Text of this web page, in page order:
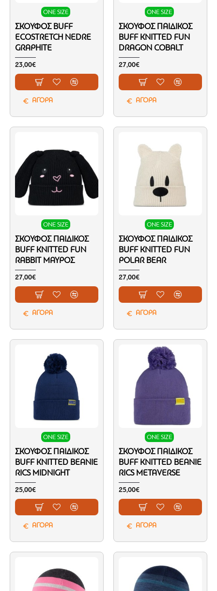
ONE SIZE
ΣΚΟΎΦΟΣ BUFF
ECOSTRETCH NEDRE
GRAPHITE
23,00€
ΑΓΟΡΑ
ONE SIZE
ΣΚΟΎΦΟΣ ΠΑΙΔΙΚΌΣ
BUFF KNITTED FUN
DRAGON COBALT
27,00€
ΑΓΟΡΑ
ONE SIZE
ΣΚΟΎΦΟΣ ΠΑΙΔΙΚΌΣ
BUFF KNITTED FUN
RABBIT ΜΑΎΡΟΣ
27,00€
ΑΓΟΡΑ
ONE SIZE
ΣΚΟΎΦΟΣ ΠΑΙΔΙΚΌΣ
BUFF KNITTED FUN
POLAR BEAR
27,00€
ΑΓΟΡΑ
ONE SIZE
ΣΚΟΎΦΟΣ ΠΑΙΔΙΚΌΣ
BUFF KNITTED BEANIE
RICS MIDNIGHT
25,00€
ΑΓΟΡΑ
ONE SIZE
ΣΚΟΎΦΟΣ ΠΑΙΔΙΚΌΣ
BUFF KNITTED BEANIE
RICS METAVERSE
25,00€
ΑΓΟΡΑ